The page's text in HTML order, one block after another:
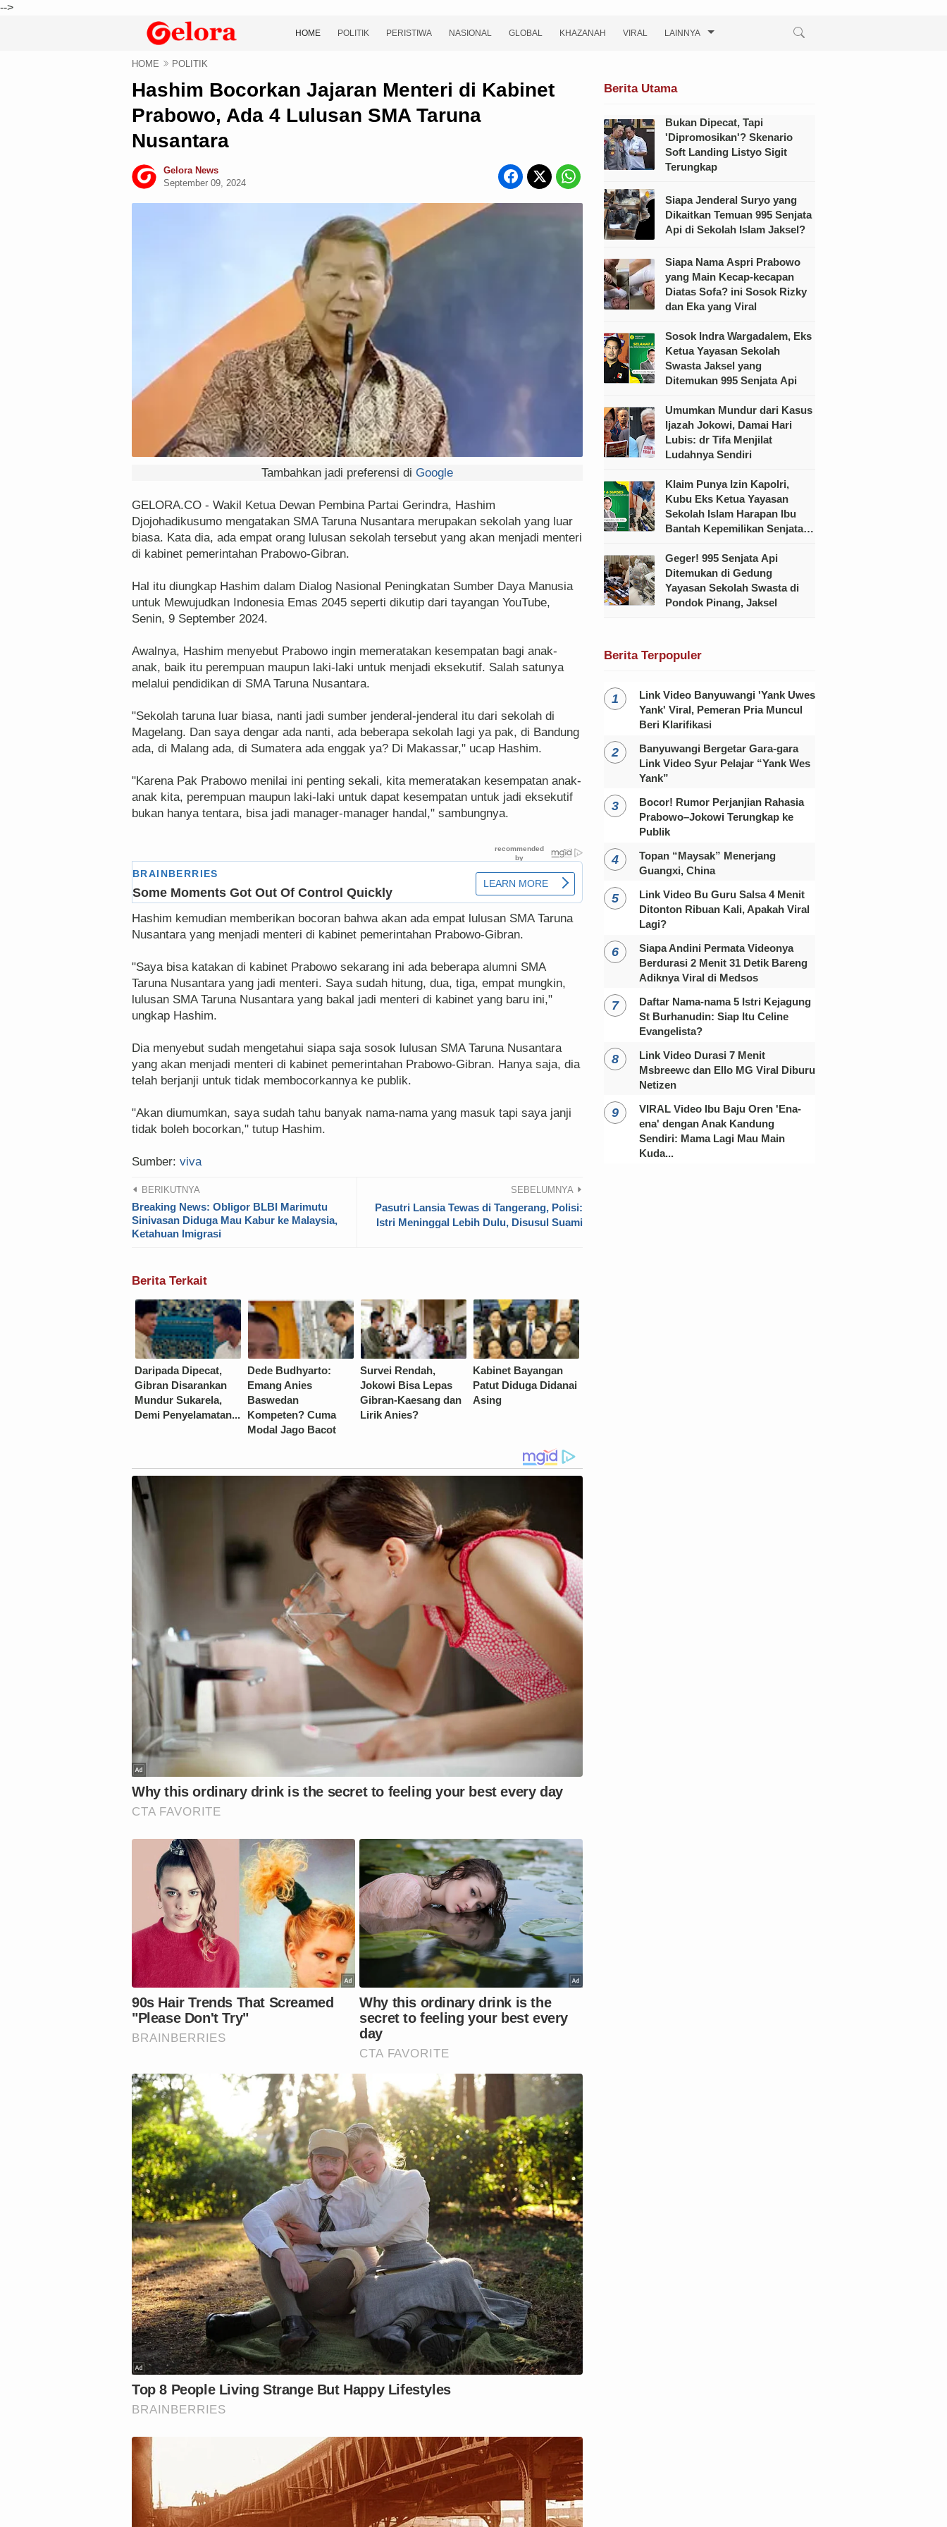
-->
HOME POLITIK PERISTIWA NASIONAL GLOBAL KHAZANAH VIRAL LAINNYA
HOME POLITIK
Hashim Bocorkan Jajaran Menteri di Kabinet
Prabowo, Ada 4 Lulusan SMA Taruna
Nusantara
Gelora News
September 09, 2024
Tambahkan jadi preferensi di Google
GELORA.CO - Wakil Ketua Dewan Pembina Partai Gerindra, Hashim
Djojohadikusumo mengatakan SMA Taruna Nusantara merupakan sekolah yang luar
biasa. Kata dia, ada empat orang lulusan sekolah tersebut yang akan menjadi menteri
di kabinet pemerintahan Prabowo-Gibran.
Hal itu diungkap Hashim dalam Dialog Nasional Peningkatan Sumber Daya Manusia
untuk Mewujudkan Indonesia Emas 2045 seperti dikutip dari tayangan YouTube,
Senin, 9 September 2024.
Awalnya, Hashim menyebut Prabowo ingin memeratakan kesempatan bagi anak-
anak, baik itu perempuan maupun laki-laki untuk menjadi eksekutif. Salah satunya
melalui pendidikan di SMA Taruna Nusantara.
"Sekolah taruna luar biasa, nanti jadi sumber jenderal-jenderal itu dari sekolah di
Magelang. Dan saya dengar ada nanti, ada beberapa sekolah lagi ya pak, di Bandung
ada, di Malang ada, di Sumatera ada enggak ya? Di Makassar," ucap Hashim.
"Karena Pak Prabowo menilai ini penting sekali, kita memeratakan kesempatan anak-
anak kita, perempuan maupun laki-laki untuk dapat kesempatan untuk jadi eksekutif
bukan hanya tentara, bisa jadi manager-manager handal," sambungnya.
Hashim kemudian memberikan bocoran bahwa akan ada empat lulusan SMA Taruna
Nusantara yang menjadi menteri di kabinet pemerintahan Prabowo-Gibran.
"Saya bisa katakan di kabinet Prabowo sekarang ini ada beberapa alumni SMA
Taruna Nusantara yang jadi menteri. Saya sudah hitung, dua, tiga, empat mungkin,
lulusan SMA Taruna Nusantara yang bakal jadi menteri di kabinet yang baru ini,"
ungkap Hashim.
Dia menyebut sudah mengetahui siapa saja sosok lulusan SMA Taruna Nusantara
yang akan menjadi menteri di kabinet pemerintahan Prabowo-Gibran. Hanya saja, dia
telah berjanji untuk tidak membocorkannya ke publik.
"Akan diumumkan, saya sudah tahu banyak nama-nama yang masuk tapi saya janji
tidak boleh bocorkan," tutup Hashim.
Sumber: viva
BERIKUTNYA
Breaking News: Obligor BLBI Marimutu
Sinivasan Diduga Mau Kabur ke Malaysia,
Ketahuan Imigrasi
SEBELUMNYA
Pasutri Lansia Tewas di Tangerang, Polisi:
Istri Meninggal Lebih Dulu, Disusul Suami
Berita Terkait
Daripada Dipecat,
Gibran Disarankan
Mundur Sukarela,
Demi Penyelamatan...
Dede Budhyarto:
Emang Anies
Baswedan
Kompeten? Cuma
Modal Jago Bacot
Survei Rendah,
Jokowi Bisa Lepas
Gibran-Kaesang dan
Lirik Anies?
Kabinet Bayangan
Patut Diduga Didanai
Asing
Berita Utama
Bukan Dipecat, Tapi
'Dipromosikan'? Skenario
Soft Landing Listyo Sigit
Terungkap
Siapa Jenderal Suryo yang
Dikaitkan Temuan 995 Senjata
Api di Sekolah Islam Jaksel?
Siapa Nama Aspri Prabowo
yang Main Kecap-kecapan
Diatas Sofa? ini Sosok Rizky
dan Eka yang Viral
Sosok Indra Wargadalem, Eks
Ketua Yayasan Sekolah
Swasta Jaksel yang
Ditemukan 995 Senjata Api
Umumkan Mundur dari Kasus
Ijazah Jokowi, Damai Hari
Lubis: dr Tifa Menjilat
Ludahnya Sendiri
Klaim Punya Izin Kapolri,
Kubu Eks Ketua Yayasan
Sekolah Islam Harapan Ibu
Bantah Kepemilikan Senjata
Geger! 995 Senjata Api
Ditemukan di Gedung
Yayasan Sekolah Swasta di
Pondok Pinang, Jaksel
Berita Terpopuler
Link Video Banyuwangi 'Yank Uwes
Yank' Viral, Pemeran Pria Muncul
Beri Klarifikasi
Banyuwangi Bergetar Gara-gara
Link Video Syur Pelajar “Yank Wes
Yank”
Bocor! Rumor Perjanjian Rahasia
Prabowo–Jokowi Terungkap ke
Publik
Topan “Maysak” Menerjang
Guangxi, China
Link Video Bu Guru Salsa 4 Menit
Ditonton Ribuan Kali, Apakah Viral
Lagi?
Siapa Andini Permata Videonya
Berdurasi 2 Menit 31 Detik Bareng
Adiknya Viral di Medsos
Daftar Nama-nama 5 Istri Kejagung
St Burhanudin: Siap Itu Celine
Evangelista?
Link Video Durasi 7 Menit
Msbreewc dan Ello MG Viral Diburu
Netizen
VIRAL Video Ibu Baju Oren 'Ena-
ena' dengan Anak Kandung
Sendiri: Mama Lagi Mau Main
Kuda...